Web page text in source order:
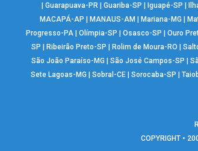
| Guarapuava-PR | Guariba-SP | Iguapé-SP |
MACAPÁ-AP | MANAUS-AM | Mariana-MG |
Progresso-PA| Olímpia-SP | Osasco-SP | Ouro
SP | Ribeirão Preto-SP | Rolim de Moura-RO |
São João Paraíso-MG | São José Campos-SP |
Sete Lagoas-MG | Sobral-CE| Sorocaba-SP |
COPYRIGHT •